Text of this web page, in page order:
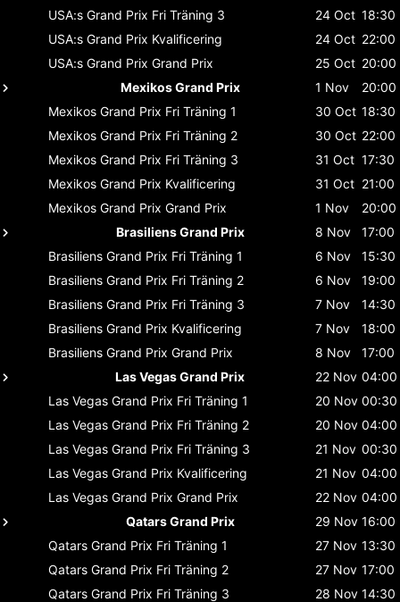
USA:s Grand Prix Fri Träning 3 24 Oct 18:30
USA:s Grand Prix Kvalificering 24 Oct 22:00
USA:s Grand Prix Grand Prix 25 Oct 20:00
Mexikos Grand Prix
1 Nov
20:00
Mexikos Grand Prix Fri Träning 1 30 Oct 18:30
Mexikos Grand Prix Fri Träning 2 30 Oct 22:00
Mexikos Grand Prix Fri Träning 3 31 Oct 17:30
Mexikos Grand Prix Kvalificering 31 Oct 21:00
Mexikos Grand Prix Grand Prix 1 Nov
20:00
Brasiliens Grand Prix
8 Nov
17:00
Brasiliens Grand Prix Fri Träning 1 6 Nov
15:30
Brasiliens Grand Prix Fri Träning 2 6 Nov
19:00
Brasiliens Grand Prix Fri Träning 3 7 Nov
14:30
Brasiliens Grand Prix Kvalificering 7 Nov
18:00
Brasiliens Grand Prix Grand Prix 8 Nov
17:00
Las Vegas Grand Prix
22 Nov 04:00
Las Vegas Grand Prix Fri Träning 1 20 Nov 00:30
Las Vegas Grand Prix Fri Träning 2 20 Nov 04:00
Las Vegas Grand Prix Fri Träning 3 21 Nov 00:30
Las Vegas Grand Prix Kvalificering 21 Nov 04:00
Las Vegas Grand Prix Grand Prix 22 Nov 04:00
Qatars Grand Prix
29 Nov 16:00
Qatars Grand Prix Fri Träning 1 27 Nov 13:30
Qatars Grand Prix Fri Träning 2 27 Nov 17:00
Qatars Grand Prix Fri Träning 3 28 Nov 14:30